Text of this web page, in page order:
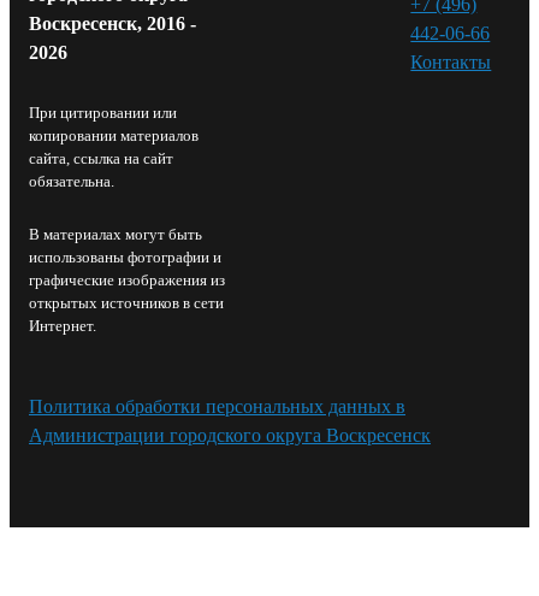
Воскресенск, 2016 -
2026
При цитировании или
копировании материалов
сайта, ссылка на сайт
обязательна.
В материалах могут быть
использованы фотографии и
графические изображения из
открытых источников в сети
Интернет.
442-06-66
Контакты⁠
Политика обработки персональных данных в
Администрации городского округа Воскресенск